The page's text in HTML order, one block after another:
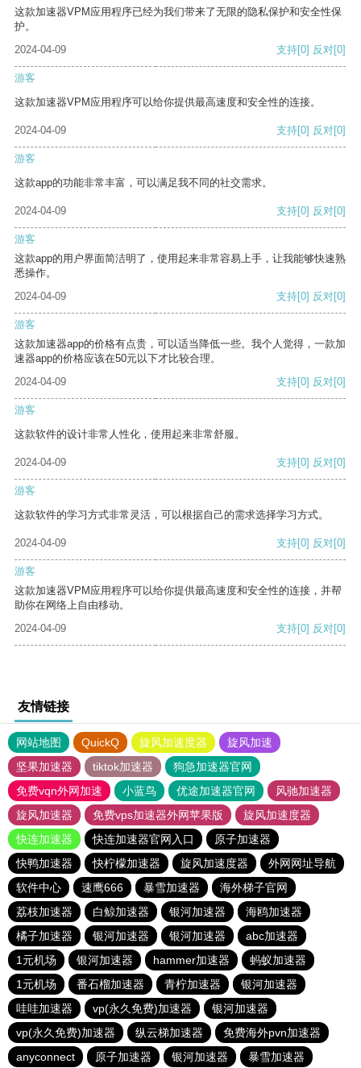
这款加速器VPM应用程序已经为我们带来了无限的隐私保护和安全性保
护。
2024-04-09
支持[0] 反对[0]
游客
这款加速器VPM应用程序可以给你提供最高速度和安全性的连接。
2024-04-09 支持[0] 反对[0]
游客
这款app的功能非常丰富，可以满足我不同的社交需求。
2024-04-09 支持[0] 反对[0]
游客
这款app的用户界面简洁明了，使用起来非常容易上手，让我能够快速熟
悉操作。
2024-04-09
支持[0] 反对[0]
游客
这款加速器app的价格有点贵，可以适当降低一些。我个人觉得，一款加
速器app的价格应该在50元以下才比较合理。
2024-04-09
支持[0] 反对[0]
游客
这款软件的设计非常人性化，使用起来非常舒服。
2024-04-09 支持[0] 反对[0]
游客
这款软件的学习方式非常灵活，可以根据自己的需求选择学习方式。
2024-04-09 支持[0] 反对[0]
游客
这款加速器VPM应用程序可以给你提供最高速度和安全性的连接，并帮
助你在网络上自由移动。
2024-04-09
支持[0] 反对[0]
友情链接
网站地图 QuickQ 旋风加速度器
旋风加速
坚果加速器
tiktok加速器
狗急加速器官网
免费vqn外网加速
小蓝鸟 优途加速器官网
风驰加速器
旋风加速器
免费vps加速器外网苹果版
旋风加速度器
快连加速器
快连加速器官网入口
原子加速器
快鸭加速器
快柠檬加速器 旋风加速度器
外网网址导航
软件中心
速鹰666 暴雪加速器
海外梯子官网
荔枝加速器
白鲸加速器 银河加速器
海鸥加速器
橘子加速器
银河加速器 银河加速器
abc加速器
1元机场
银河加速器 hammer加速器
蚂蚁加速器
1元机场
番石榴加速器 青柠加速器
银河加速器
哇哇加速器
vp(永久免费)加速器
银河加速器
vp(永久免费)加速器
纵云梯加速器
免费海外pvn加速器
anyconnect
原子加速器 银河加速器 暴雪加速器